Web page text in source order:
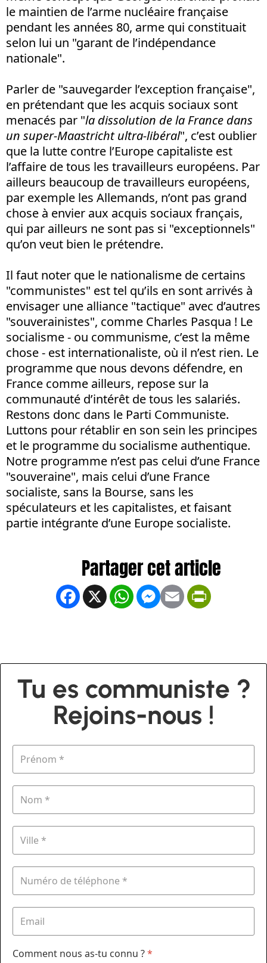
le maintien de l’arme nucléaire française
pendant les années 80, arme qui constituait
selon lui un "garant de l’indépendance
nationale".
Parler de "sauvegarder l’exception française",
en prétendant que les acquis sociaux sont
menacés par "la dissolution de la France dans
un super-Maastricht ultra-libéral", c’est oublier
que la lutte contre l’Europe capitaliste est
l’affaire de tous les travailleurs européens. Par
ailleurs beaucoup de travailleurs européens,
par exemple les Allemands, n’ont pas grand
chose à envier aux acquis sociaux français,
qui par ailleurs ne sont pas si "exceptionnels"
qu’on veut bien le prétendre.
Il faut noter que le nationalisme de certains
"communistes" est tel qu’ils en sont arrivés à
envisager une alliance "tactique" avec d’autres
"souverainistes", comme Charles Pasqua ! Le
socialisme - ou communisme, c’est la même
chose - est internationaliste, où il n’est rien. Le
programme que nous devons défendre, en
France comme ailleurs, repose sur la
communauté d’intérêt de tous les salariés.
Restons donc dans le Parti Communiste.
Luttons pour rétablir en son sein les principes
et le programme du socialisme authentique.
Notre programme n’est pas celui d’une France
"souveraine", mais celui d’une France
socialiste, sans la Bourse, sans les
spéculateurs et les capitalistes, et faisant
partie intégrante d’une Europe socialiste.
Facebook
X WhatsApp
Messenger
Email
Tu es communiste ?
Rejoins-nous !
Comment nous as-tu connu ?*